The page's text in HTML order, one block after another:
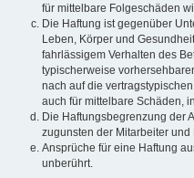
für mittelbare Folgeschäden
Die Haftung ist gegenüber
Leben, Körper und
fahrlässigem Verhalten des
typischerweise
nach auf die
auch für mittelbare Schäden,
Die Haftungsbegrenzung der
zugunsten der Mitarbeiter
Ansprüche für eine Haftung
unberührt.